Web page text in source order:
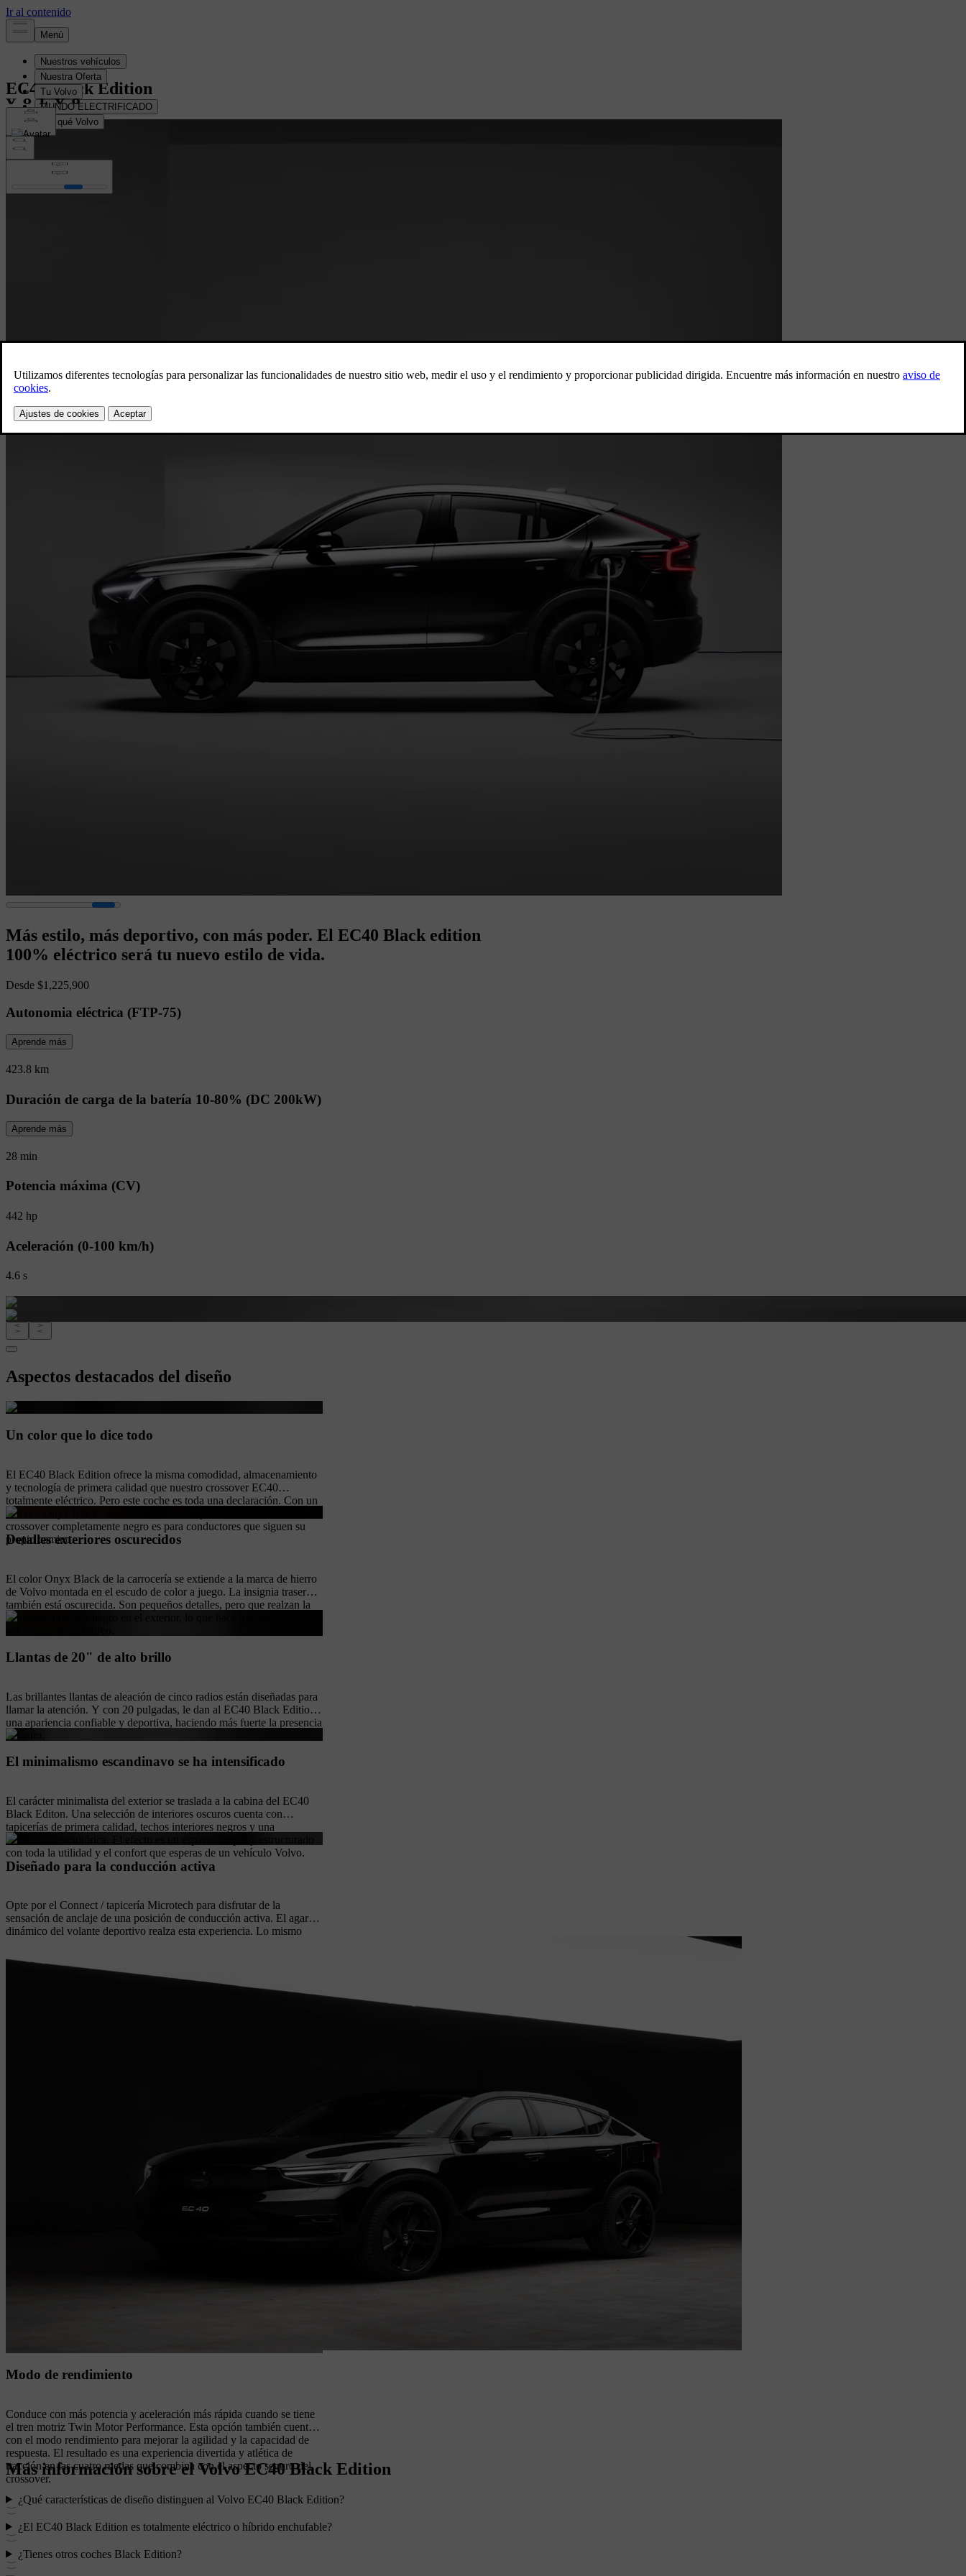
EC40 Black Edition
Configura el tuyo
Configura el tuyo
Más estilo, más deportivo, con más poder. El EC40 Black edition
100% eléctrico será tu nuevo estilo de vida.
Desde $1,225,900
Autonomia eléctrica (FTP-75)
Aprende más
423.8 km
Duración de carga de la batería 10-80% (DC 200kW)
Aprende más
28 min
Potencia máxima (CV)
442 hp
Aceleración (0-100 km/h)
4.6 s
Aspectos destacados del diseño
Un color que lo dice todo
El EC40 Black Edition ofrece la misma comodidad, almacenamiento
y tecnología de primera calidad que nuestro crossover EC40
totalmente eléctrico. Pero este coche es toda una declaración. Con un
exterior Onyx Black , detalles oscurecidos y un interior oscuro, este
crossover completamente negro es para conductores que siguen su
propio camino.
Detalles exteriores oscurecidos
El color Onyx Black de la carrocería se extiende a la marca de hierro
de Volvo montada en el escudo de color a juego. La insignia trasera
también está oscurecida. Son pequeños detalles, pero que realzan la
expresión pura del negro en el exterior, lo que hace que este crossover
Llantas de 20" de alto brillo
Las brillantes llantas de aleación de cinco radios están diseñadas para
llamar la atención. Y con 20 pulgadas, le dan al EC40 Black Edition
una apariencia confiable y deportiva, haciendo más fuerte la presencia
del auto.
El minimalismo escandinavo se ha intensificado
El carácter minimalista del exterior se traslada a la cabina del EC40
Black Editon. Una selección de interiores oscuros cuenta con
tapicerías de primera calidad, techos interiores negros y una
decoración escultórica. El efecto es un espacio limpio y estructurado
con toda la utilidad y el confort que esperas de un vehículo Volvo.
Diseñado para la conducción activa
Opte por el Connect / tapicería Microtech para disfrutar de la
sensación de anclaje de una posición de conducción activa. El agarre
dinámico del volante deportivo realza esta experiencia. Lo mismo
un toque clásico para los autos deportivos.
Modo de rendimiento
Conduce con más potencia y aceleración más rápida cuando se tiene
el tren motriz Twin Motor Performance. Esta opción también cuenta
con el modo rendimiento para mejorar la agilidad y la capacidad de
respuesta. El resultado es una experiencia divertida y atlética de
tracción en las cuatro ruedas que combina con el aspecto seguro del
crossover.
Más información sobre el Volvo EC40 Black Edition
¿Qué características de diseño distinguen al Volvo EC40 Black Edition?
¿El EC40 Black Edition es totalmente eléctrico o híbrido enchufable?
¿Tienes otros coches Black Edition?